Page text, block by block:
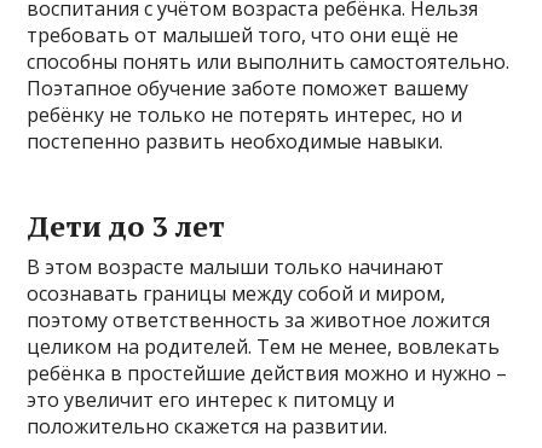
воспитания с учётом возраста ребёнка. Нельзя
требовать от малышей того, что они ещё не
способны понять или выполнить самостоятельно.
Поэтапное обучение заботе поможет вашему
ребёнку не только не потерять интерес, но и
постепенно развить необходимые навыки.
Дети до 3 лет
В этом возрасте малыши только начинают
осознавать границы между собой и миром,
поэтому ответственность за животное ложится
целиком на родителей. Тем не менее, вовлекать
ребёнка в простейшие действия можно и нужно –
это увеличит его интерес к питомцу и
положительно скажется на развитии.